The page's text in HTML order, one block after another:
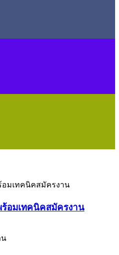
ร้อมเทคนิคสมัครงาน